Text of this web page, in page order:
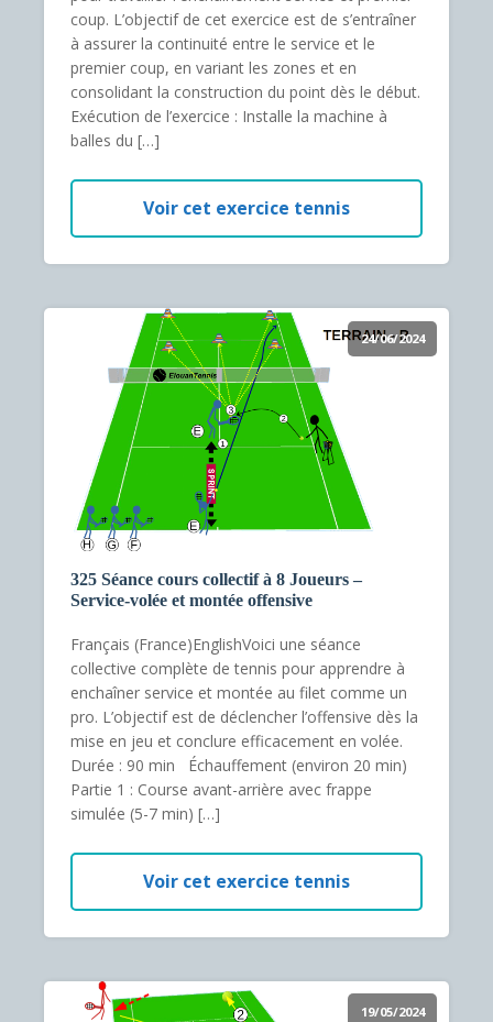
coup. L’objectif de cet exercice est de s’entraîner
à assurer la continuité entre le service et le
premier coup, en variant les zones et en
consolidant la construction du point dès le début.
Exécution de l’exercice : Installe la machine à
balles du […]
Voir cet exercice tennis
24/06/2024
325 Séance cours collectif à 8 Joueurs –
Service-volée et montée offensive
Français (France)EnglishVoici une séance
collective complète de tennis pour apprendre à
enchaîner service et montée au filet comme un
pro. L’objectif est de déclencher l’offensive dès la
mise en jeu et conclure efficacement en volée.
Durée : 90 min Échauffement (environ 20 min)
Partie 1 : Course avant-arrière avec frappe
simulée (5-7 min) […]
Voir cet exercice tennis
19/05/2024